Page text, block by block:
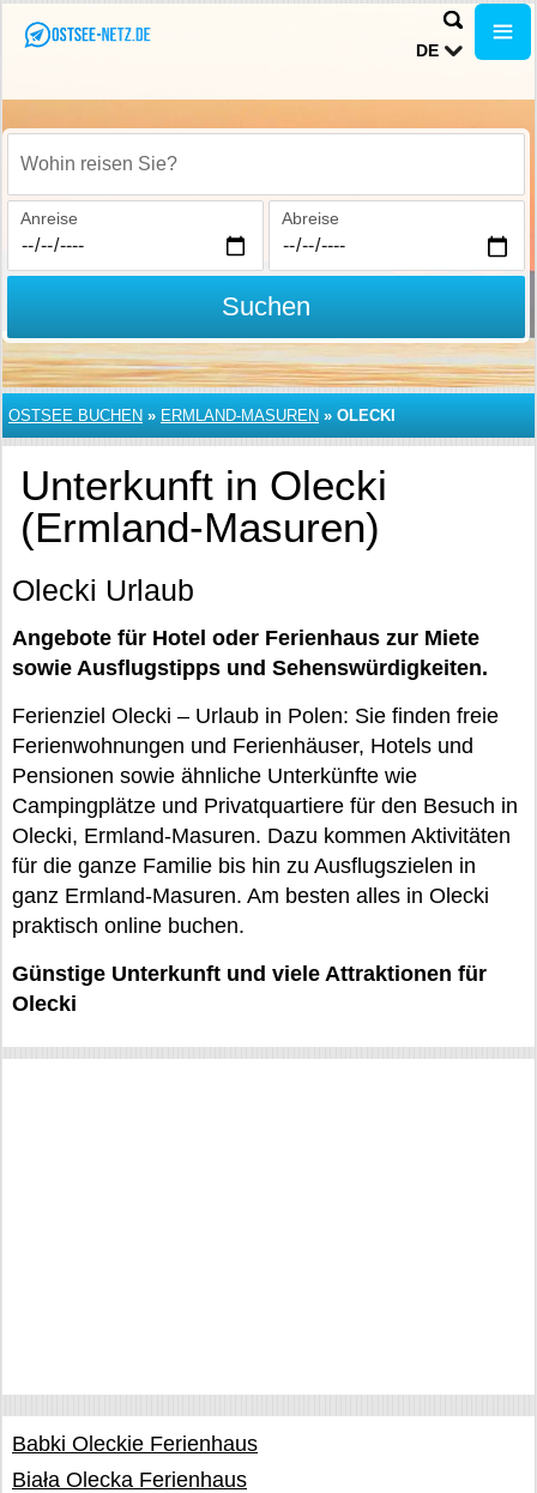
DE
Wohin reisen Sie?
Anreise Abreise
Suchen
OSTSEE BUCHEN » ERMLAND-MASUREN » OLECKI
Unterkunft in Olecki
(Ermland-Masuren)
Olecki Urlaub
Angebote für Hotel oder Ferienhaus zur Miete
sowie Ausflugstipps und Sehenswürdigkeiten.
Ferienziel Olecki – Urlaub in Polen: Sie finden freie
Ferienwohnungen und Ferienhäuser, Hotels und
Pensionen sowie ähnliche Unterkünfte wie
Campingplätze und Privatquartiere für den Besuch in
Olecki, Ermland-Masuren. Dazu kommen Aktivitäten
für die ganze Familie bis hin zu Ausflugszielen in
ganz Ermland-Masuren. Am besten alles in Olecki
praktisch online buchen.
Günstige Unterkunft und viele Attraktionen für
Olecki
Babki Oleckie Ferienhaus
Biała Olecka Ferienhaus